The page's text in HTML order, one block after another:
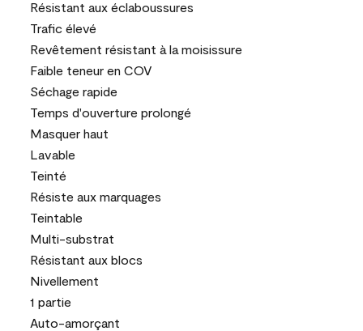
Résistant aux éclaboussures
Trafic élevé
Revêtement résistant à la moisissure
Faible teneur en COV
Séchage rapide
Temps d'ouverture prolongé
Masquer haut
Lavable
Teinté
Résiste aux marquages
Teintable
Multi-substrat
Résistant aux blocs
Nivellement
1 partie
Auto-amorçant